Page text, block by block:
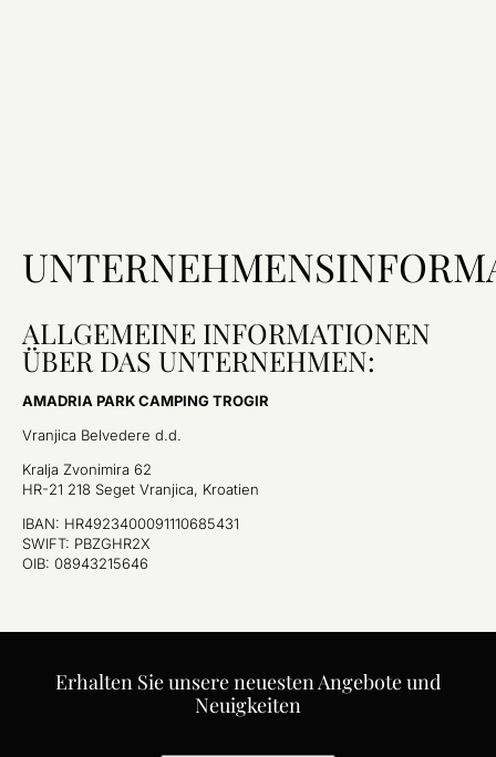
ALLGEMEINE INFORMATIONEN
ÜBER DAS UNTERNEHMEN:
AMADRIA PARK CAMPING TROGIR
Vranjica Belvedere d.d.
Kralja Zvonimira 62
HR-21 218 Seget Vranjica, Kroatien
IBAN: HR4923400091110685431
SWIFT: PBZGHR2X
OIB: 08943215646
Erhalten Sie unsere neuesten Angebote und
Neuigkeiten